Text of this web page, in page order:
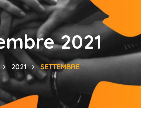
2021
2021 SETTEMBRE